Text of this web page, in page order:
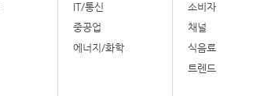
IT/통신
중공업
에너지/화학
소비자
채널
식음료
트렌드